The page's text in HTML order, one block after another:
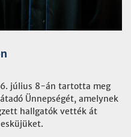
július 8-án tartotta meg
Ünnepségét, amelynek
hallgatók vették át